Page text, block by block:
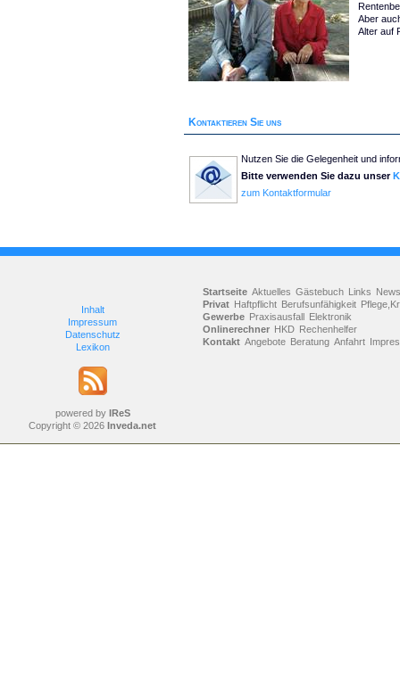
Aber
Alter auf
Kontaktieren Sie uns
Nutzen Sie die Gelegenheit und
Bitte verwenden Sie dazu unser
zum Kontaktformular
Inhalt
Impressum
Datenschutz
Lexikon
powered by IReS
Copyright © 2026 Inveda.net
Startseite Aktuelles Gästebuch Links News
Privat Haftpflicht Berufsunfähigkeit
Gewerbe Praxisausfall Elektronik
Onlinerechner HKD Rechenhelfer
Kontakt Angebote Beratung Anfahrt